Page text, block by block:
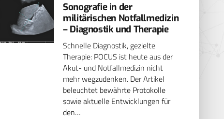
Sonografie in der
militärischen Notfallmedizin
– Diagnostik und Therapie
Schnelle Diagnostik, gezielte
Therapie: POCUS ist heute aus der
Akut- und Notfallmedizin nicht
mehr wegzudenken. Der Artikel
beleuchtet bewährte Protokolle
sowie aktuelle Entwicklungen für
den…